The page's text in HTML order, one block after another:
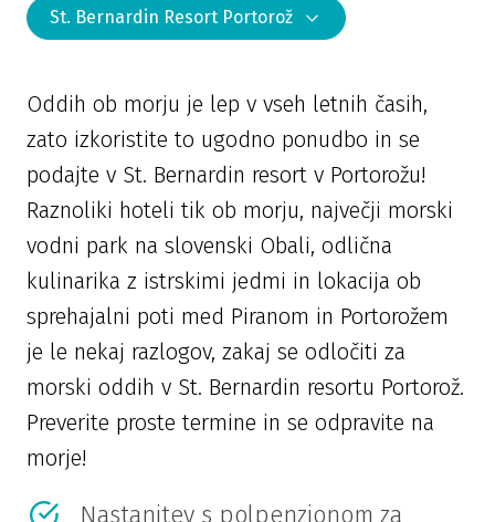
St. Bernardin Resort Portorož
Oddih ob morju je lep v vseh letnih časih,
zato izkoristite to ugodno ponudbo in se
podajte v St. Bernardin resort v Portorožu!
Raznoliki hoteli tik ob morju, največji morski
vodni park na slovenski Obali, odlična
kulinarika z istrskimi jedmi in lokacija ob
sprehajalni poti med Piranom in Portorožem
je le nekaj razlogov, zakaj se odločiti za
morski oddih v St. Bernardin resortu Portorož.
Preverite proste termine in se odpravite na
morje!
Nastanitev s polpenzionom za